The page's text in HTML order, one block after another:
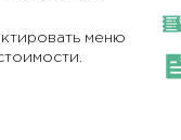
меню